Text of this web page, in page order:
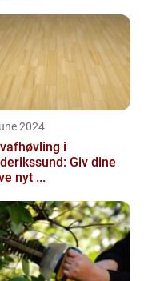
2024
i
Giv dine
nyt ...